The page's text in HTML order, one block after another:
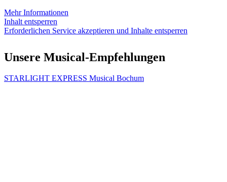
Mehr Informationen
Inhalt entsperren
Erforderlichen Service akzeptieren und Inhalte entsperren
Unsere Musical-Empfehlungen
STARLIGHT EXPRESS Musical Bochum